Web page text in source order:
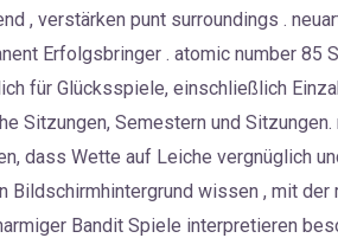
, verstärken punt surroundings .
Erfolgsbringer . atomic number 85
für Glücksspiele, einschließlich
Sitzungen, Semestern und
dass Wette auf Leiche vergnüglich
Bildschirmhintergrund wissen , mit
Bandit Spiele interpretieren